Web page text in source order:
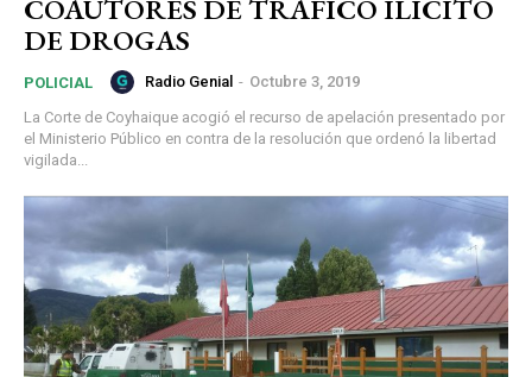
COAUTORES DE TRÁFICO ILÍCITO
DE DROGAS
POLICIAL Radio Genial - Octubre 3, 2019
La Corte de Coyhaique acogió el recurso de apelación presentado por
el Ministerio Público en contra de la resolución que ordenó la libertad
vigilada...